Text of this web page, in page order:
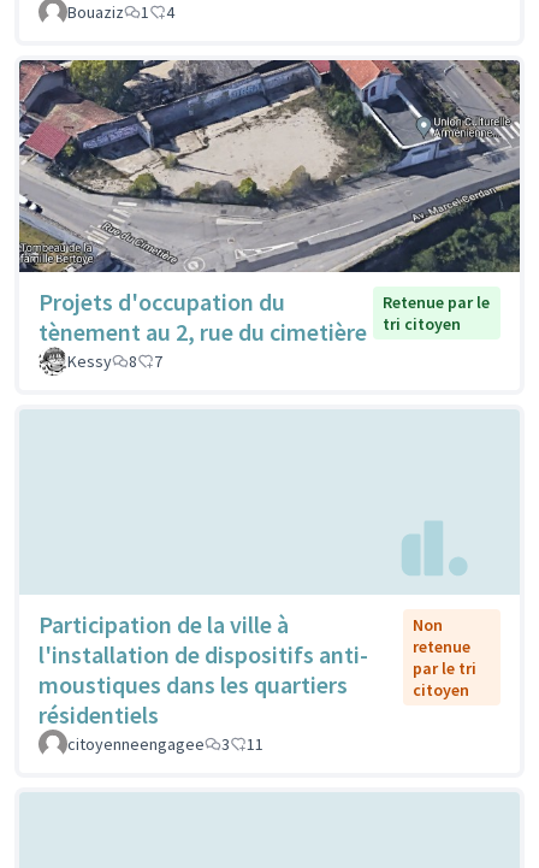
Bouaziz
1 4
Projets d'occupation du
tènement au 2, rue du cimetière
Retenue par le
tri citoyen
Kessy
8 7
Participation de la ville à
l'installation de dispositifs anti-
moustiques dans les quartiers
résidentiels
Non
retenue
par le tri
citoyen
citoyenneengagee 3 11